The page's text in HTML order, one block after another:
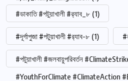
#ডাকাতি #পটুয়াখালী #র‍্যাব_৮ (1)
#দূর্গাপুজা #পটুয়াখালী #র‍্যাব-৮ (1)
#পটুয়াখালী #জলবায়ুপরিবর্তন
#YouthForClimate #ClimateAction